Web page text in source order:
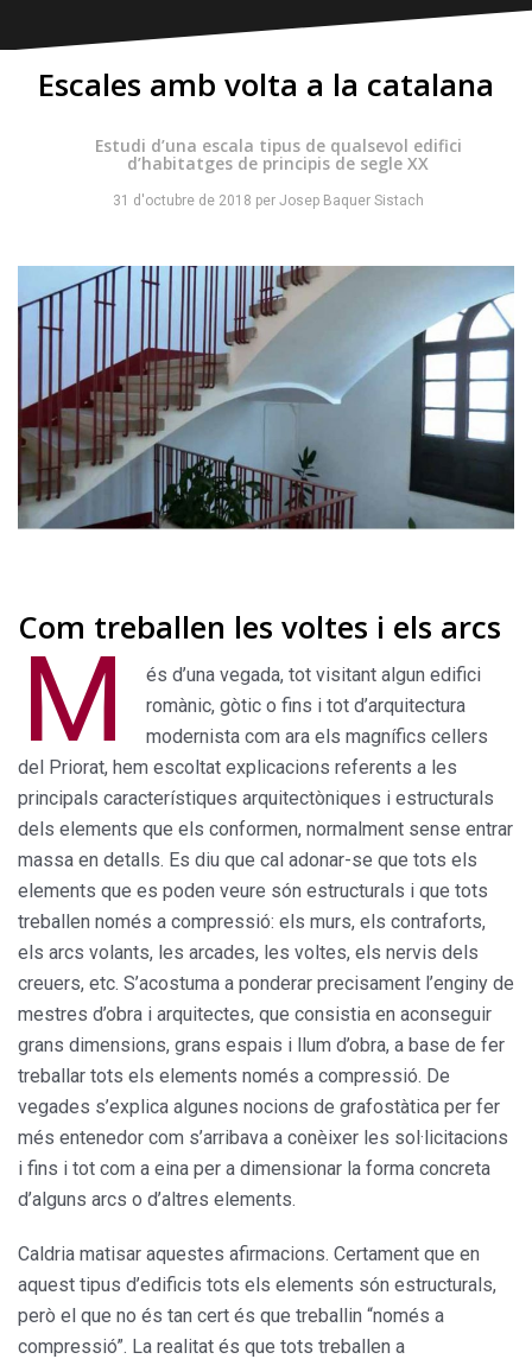
Escales amb volta a la catalana
Estudi d’una escala tipus de qualsevol edifici
d’habitatges de principis de segle XX
31 d'octubre de 2018 per Josep Baquer Sistach
Com treballen les voltes i els arcs
M
és d’una vegada, tot visitant algun edifici
romànic, gòtic o fins i tot d’arquitectura
modernista com ara els magnífics cellers
del Priorat, hem escoltat explicacions referents a les
principals característiques arquitectòniques i estructurals
dels elements que els conformen, normalment sense entrar
massa en detalls. Es diu que cal adonar-se que tots els
elements que es poden veure són estructurals i que tots
treballen només a compressió: els murs, els contraforts,
els arcs volants, les arcades, les voltes, els nervis dels
creuers, etc. S’acostuma a ponderar precisament l’enginy de
mestres d’obra i arquitectes, que consistia en aconseguir
grans dimensions, grans espais i llum d’obra, a base de fer
treballar tots els elements només a compressió. De
vegades s’explica algunes nocions de grafostàtica per fer
més entenedor com s’arribava a conèixer les sol·licitacions
i fins i tot com a eina per a dimensionar la forma concreta
d’alguns arcs o d’altres elements.
Caldria matisar aquestes afirmacions. Certament que en
aquest tipus d’edificis tots els elements són estructurals,
però el que no és tan cert és que treballin “només a
compressió”. La realitat és que tots treballen a